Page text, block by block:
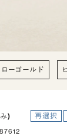
ーゴールド
) 再選択